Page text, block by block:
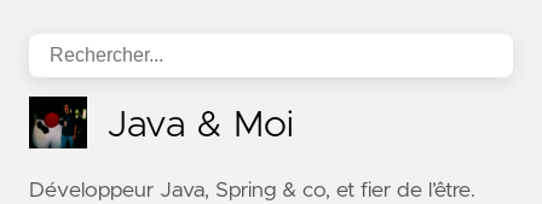
Java & Moi
Développeur Java, Spring & co, et fier de l’être.